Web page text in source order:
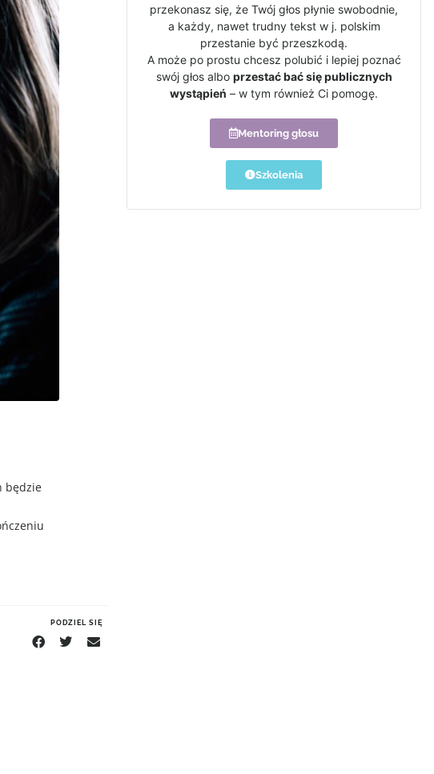
będzie
PODZIEL SIĘ
przekonasz się, że Twój głos płynie swobodnie,
a każdy, nawet trudny tekst w j. polskim
przestanie być przeszkodą.
A może po prostu chcesz polubić i lepiej poznać
swój głos albo przestać bać się publicznych
wystąpień – w tym również Ci pomogę.
Mentoring głosu
Szkolenia